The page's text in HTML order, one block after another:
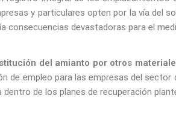
y particulares opten por la vía del
consecuencias devastadoras para el
del amianto por otros
de empleo para las empresas del
de los planes de recuperación